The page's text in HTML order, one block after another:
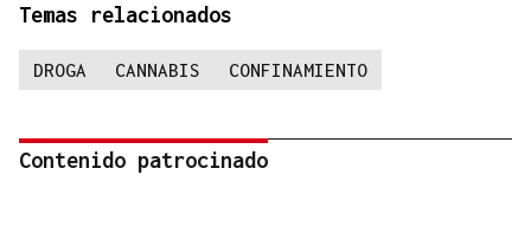
Temas relacionados
DROGA CANNABIS CONFINAMIENTO
Contenido patrocinado